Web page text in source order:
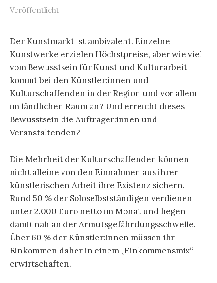
Veröffentlicht
Der Kunstmarkt ist ambivalent. Einzelne
Kunstwerke erzielen Höchstpreise, aber wie viel
vom Bewusstsein für Kunst und Kulturarbeit
kommt bei den Künstler:innen und
Kulturschaffenden in der Region und vor allem
im ländlichen Raum an? Und erreicht dieses
Bewusstsein die Auftrager:innen und
Veranstaltenden?
Die Mehrheit der Kulturschaffenden können
nicht alleine von den Einnahmen aus ihrer
künstlerischen Arbeit ihre Existenz sichern.
Rund 50 % der Soloselbstständigen verdienen
unter 2.000 Euro netto im Monat und liegen
damit nah an der Armutsgefährdungsschwelle.
Über 60 % der Künstler:innen müssen ihr
Einkommen daher in einem „Einkommensmix“
erwirtschaften.